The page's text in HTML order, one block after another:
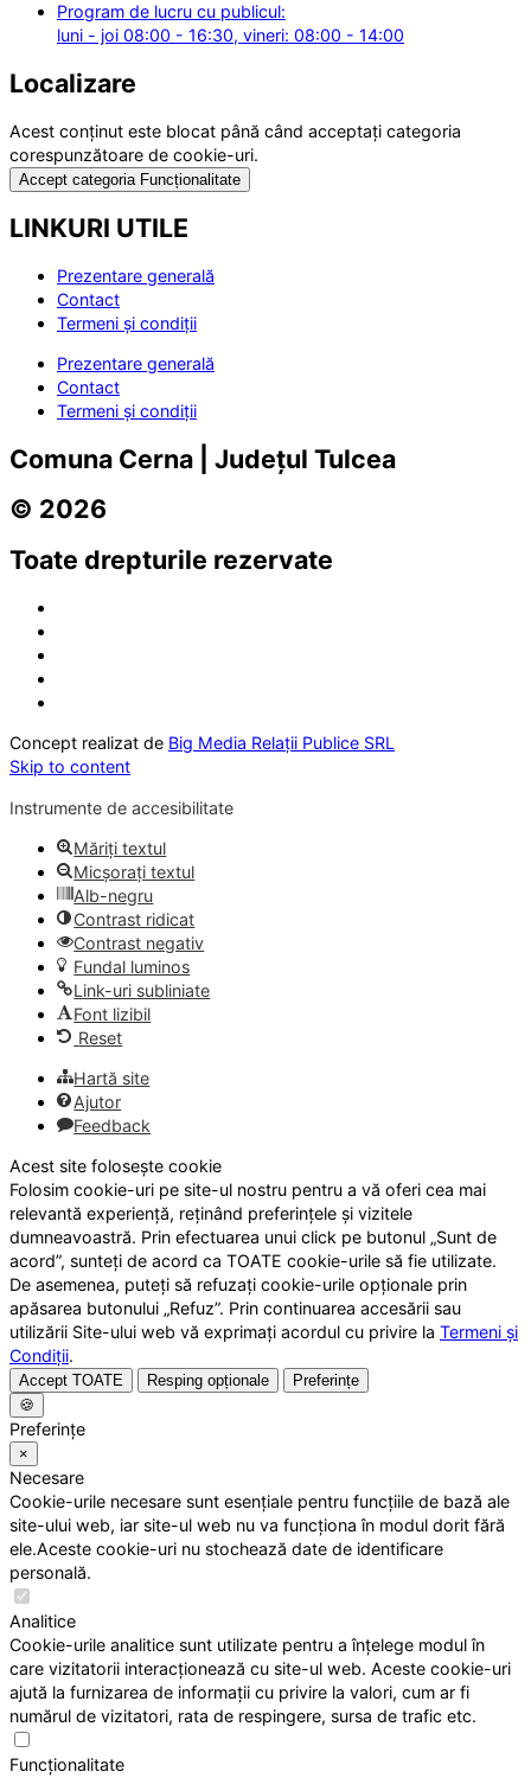
Program de lucru cu publicul:
luni - joi 08:00 - 16:30, vineri: 08:00 - 14:00
Localizare
Acest conținut este blocat până când acceptați categoria
corespunzătoare de cookie-uri.
Accept categoria Funcționalitate
LINKURI UTILE
Prezentare generală
Contact
Termeni și condiții
Prezentare generală
Contact
Termeni și condiții
Comuna Cerna | Județul Tulcea
© 2026
Toate drepturile rezervate
Concept realizat de Big Media Relații Publice SRL
Skip to content
Instrumente de accesibilitate
Măriți textul
Micșorați textul
Alb-negru
Contrast ridicat
Contrast negativ
Fundal luminos
Link-uri subliniate
Font lizibil
Reset
Hartă site
Ajutor
Feedback
Acest site folosește cookie
Folosim cookie-uri pe site-ul nostru pentru a vă oferi cea mai
relevantă experiență, reținând preferințele și vizitele
dumneavoastră. Prin efectuarea unui click pe butonul „Sunt de
acord”, sunteți de acord ca TOATE cookie-urile să fie utilizate.
De asemenea, puteți să refuzați cookie-urile opționale prin
apăsarea butonului „Refuz”. Prin continuarea accesării sau
utilizării Site-ului web vă exprimați acordul cu privire la Termeni și
Condiții.
Accept TOATE Resping opționale
Preferințe
🍪
Preferințe
×
Necesare
Cookie-urile necesare sunt esențiale pentru funcțiile de bază ale
site-ului web, iar site-ul web nu va funcționa în modul dorit fără
ele.Aceste cookie-uri nu stochează date de identificare
personală.
Analitice
Cookie-urile analitice sunt utilizate pentru a înțelege modul în
care vizitatorii interacționează cu site-ul web. Aceste cookie-uri
ajută la furnizarea de informații cu privire la valori, cum ar fi
numărul de vizitatori, rata de respingere, sursa de trafic etc.
Funcționalitate